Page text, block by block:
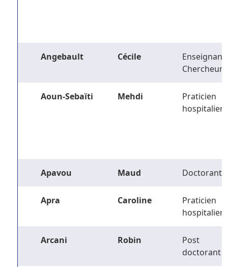
Angebault Cécile
Enseignant-
Chercheur
Aoun-Sebaïti Mehdi
Praticien
hospitalier
Apavou Maud Doctorant
Apra Caroline
Praticien
hospitalier
Arcani Robin
Post
doctorant